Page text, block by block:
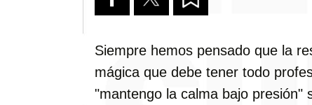
Siempre hemos pensado que la
mágica que debe tener todo
"mantengo la calma bajo presión"